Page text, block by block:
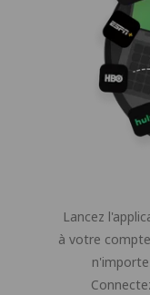
Lancez
à votre